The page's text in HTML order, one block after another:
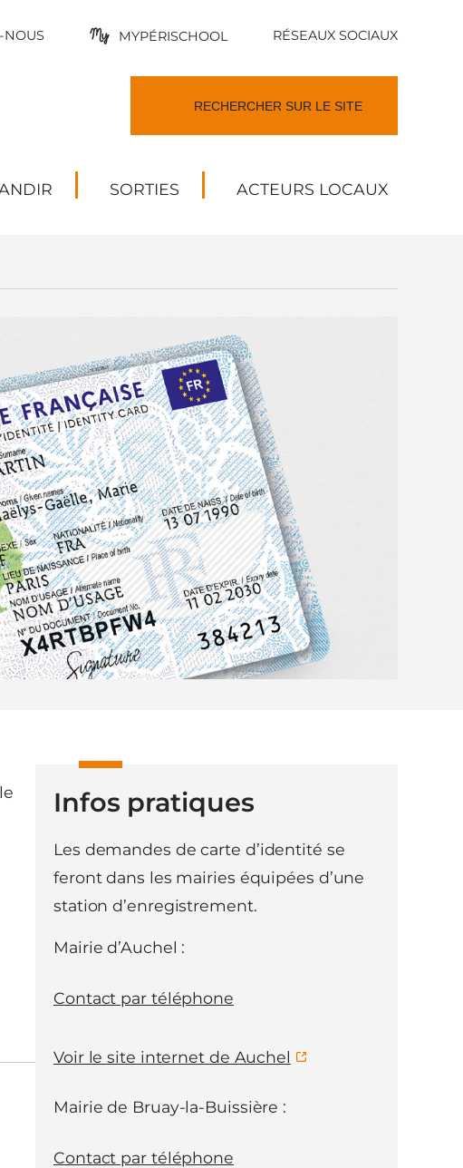
NOUS MYPÉRISCHOOL RÉSEAUX SOCIAUX
SORTIES ACTEURS LOCAUX
Infos pratiques
Les demandes de carte d’identité se
feront dans les mairies équipées d’une
station d’enregistrement.
Mairie d’Auchel :
Contact par téléphone
Voir le site internet de Auchel
Mairie de Bruay-la-Buissière :
Contact par téléphone